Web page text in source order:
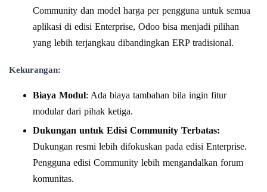
Community dan model harga per pengguna untuk semua
aplikasi di edisi Enterprise, Odoo bisa menjadi pilihan
yang lebih terjangkau dibandingkan ERP tradisional.
Kekurangan:
Biaya Modul: Ada biaya tambahan bila ingin fitur
modular dari pihak ketiga.
Dukungan untuk Edisi Community Terbatas:
Dukungan resmi lebih difokuskan pada edisi Enterprise.
Pengguna edisi Community lebih mengandalkan forum
komunitas.